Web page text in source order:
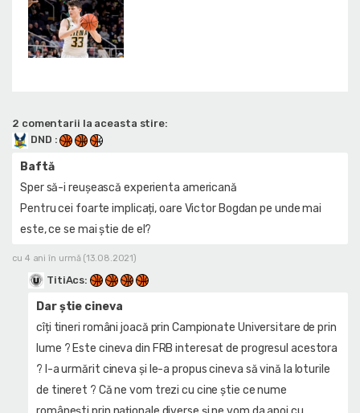
2 comentarii la aceasta stire:
DND :
Baftă
Sper să-i reușească experienta americană
Pentru cei foarte implicați, oare Victor Bogdan pe unde mai
este, ce se mai știe de el?
cu 4 ani în urmă (13.08.2021)
TitiAcs:
Dar știe cineva
cîți tineri români joacă prin Campionate Universitare de prin
lume ? Este cineva din FRB interesat de progresul acestora
? I-a urmărit cineva și le-a propus cineva să vină la loturile
de tineret ? Că ne vom trezi cu cine știe ce nume